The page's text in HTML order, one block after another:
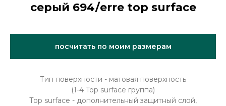
серый 694/erre top surface
посчитать по моим размерам
Тип поверхности - матовая поверхность
(1-4 Top surface группа)
Тоp surface - дополнительный защитный слой,